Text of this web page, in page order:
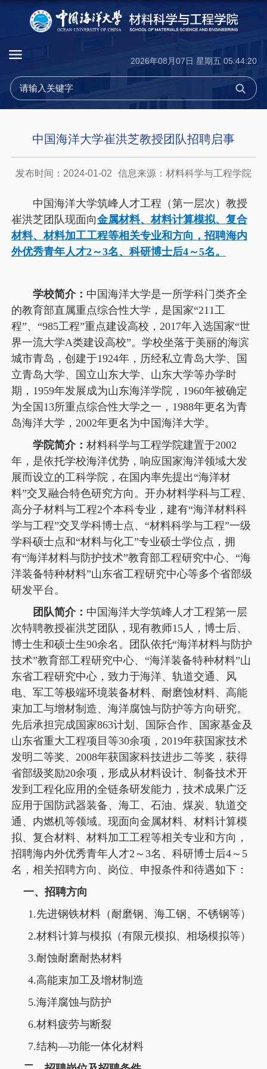
2026年08月07日 星期五 05:44:21
中国海洋大学崔洪芝教授团队招聘启事
发布时间：2024-01-02 信息来源：材料科学与工程学院
中国海洋大学筑峰人才工程（第一层次）教授
崔洪芝团队现面向金属材料、材料计算模拟、复合
材料、材料加工工程等相关专业和方向，招聘海内
外优秀青年人才2～3名、科研博士后4～5名。
学校简介： 中国海洋大学是一所学科门类齐全
的教育部直属重点综合性大学，是国家“211工
程”、“985工程”重点建设高校，2017年入选国家“世
界一流大学A类建设高校”。学校坐落于美丽的海滨
城市青岛，创建于1924年，历经私立青岛大学、国
立青岛大学、国立山东大学、山东大学等办学时
期，1959年发展成为山东海洋学院，1960年被确定
为全国13所重点综合性大学之一，1988年更名为青
岛海洋大学，2002年更名为中国海洋大学。
学院简介： 材料科学与工程学院建置于2002
年，是依托学校海洋优势，响应国家海洋领域大发
展而设立的工科学院，在国内率先提出“海洋材
料”交叉融合特色研究方向。开办材料学科与工程、
高分子材料与工程2个本科专业，建有“海洋材料科
学与工程”交叉学科博士点、“材料科学与工程”一级
学科硕士点和“材料与化工”专业硕士学位点，拥
有“海洋材料与防护技术”教育部工程研究中心、“海
洋装备特种材料”山东省工程研究中心等多个省部级
研发平台。
团队简介： 中国海洋大学筑峰人才工程第一层
次特聘教授崔洪芝团队，现有教师15人，博士后、
博士生和硕士生90余名。团队依托“海洋材料与防护
技术”教育部工程研究中心、“海洋装备特种材料”山
东省工程研究中心，致力于海洋、轨道交通、风
电、军工等极端环境装备材料、耐磨蚀材料、高能
束加工与增材制造、海洋腐蚀与防护等方向研究。
先后承担完成国家863计划、国际合作、国家基金及
山东省重大工程项目等30余项，2019年获国家技术
发明二等奖、2008年获国家科技进步二等奖，获得
省部级奖励20余项，形成从材料设计、制备技术开
发到工程化应用的全链条研发能力，技术成果广泛
应用于国防武器装备、海工、石油、煤炭、轨道交
通、内燃机等领域。现面向金属材料、材料计算模
拟、复合材料、材料加工工程等相关专业和方向，
招聘海内外优秀青年人才2～3名、科研博士后4～5
名，相关招聘方向、岗位、申报条件和待遇如下：
一、招聘方向
1.先进钢铁材料（耐磨钢、海工钢、不锈钢等）
2.材料计算与模拟（有限元模拟、相场模拟等）
3.耐蚀耐磨耐热材料
4.高能束加工及增材制造
5.海洋腐蚀与防护
6.材料疲劳与断裂
7.结构—功能一体化材料